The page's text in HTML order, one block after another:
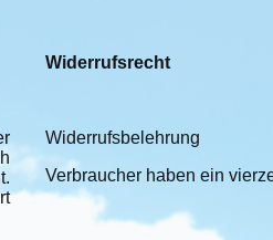
Widerrufsrecht
Widerrufsbelehrung
Verbraucher haben ein